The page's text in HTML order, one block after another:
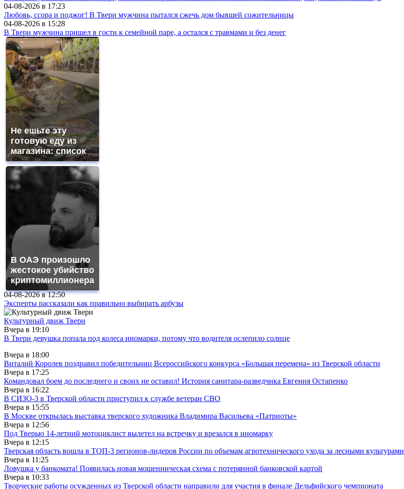
04-08-2026 в 17:23
Любовь, ссора и поджог! В Твери мужчина пытался сжечь дом бывшей сожительницы
04-08-2026 в 15:28
В Твери мужчина пришел в гости к семейной паре, а остался с травмами и без денег
Не ешьте эту
готовую еду из
магазина: список
В ОАЭ произошло
жестокое убийство
криптомиллионера
04-08-2026 в12:50
Эксперты рассказали как правильно выбирать арбузы
Культурный движ Твери
Вчера в 19:10
В Твери девушка попала под колеса иномарки, потому что водителя ослепило солнце
Вчера в 18:00
Виталий Королев поздравил победительниц Всероссийского конкурса «Большая перемена» из Тверской области
Вчера в 17:25
Командовал боем до последнего и своих не оставил! История санитара-разведчика Евгения Остапенко
Вчера в 16:22
В СИЗО-3 в Тверской области приступил к службе ветеран СВО
Вчера в 15:55
В Москве открылась выставка тверского художника Владимира Васильева «Патриоты»
Вчера в 12:56
Под Тверью 14-летний мотоциклист вылетел на встречку и врезался в иномарку
Вчера в 12:15
Тверская область вошла в ТОП-3 регионов-лидеров России по объемам агротехнического ухода за лесными культурами
Вчера в 11:25
Ловушка у банкомата! Появилась новая мошенническая схема с потерянной банковской картой
Вчера в 10:33
Творческие работы осужденных из Тверской области направили для участия в финале Дельфийского чемпионата